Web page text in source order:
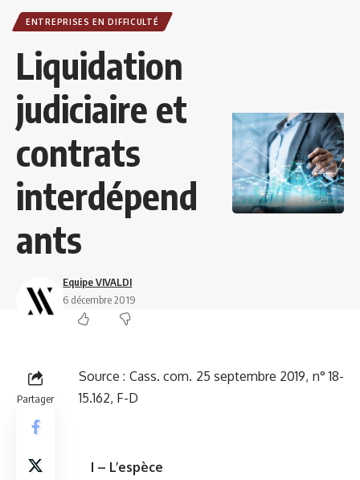
ENTREPRISES EN DIFFICULTÉ
Liquidation
judiciaire et
contrats
interdépend
ants
Equipe VIVALDI
6 décembre 2019
Partager
Source : Cass. com. 25 septembre 2019, n° 18-
15.162, F-D
I – L’espèce